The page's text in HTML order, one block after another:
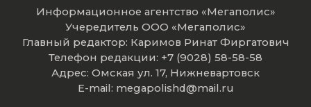
Информационное агентство «Мегаполис»
Учередитель ООО «Мегаполис»
Главный редактор: Каримов Ринат Фиргатович
Телефон редакции: +7 (9028) 58-58-58
Адрес: Омская ул. 17, Нижневартовск
E-mail: megapolishd@mail.ru